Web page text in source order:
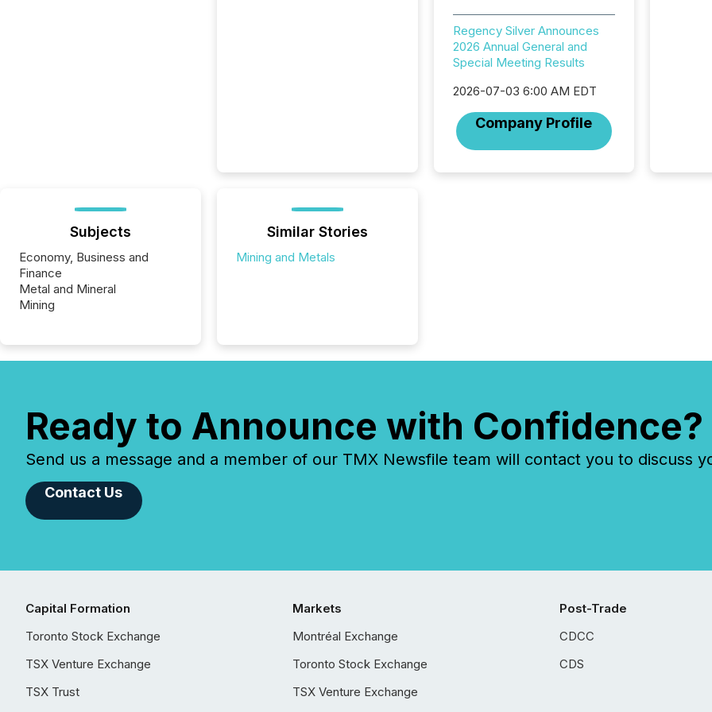
Regency Silver Announces
2026 Annual General and
Special Meeting Results
2026-07-03 6:00 AM EDT
Company Profile
the
Subjects
Economy, Business and
Finance
Metal and Mineral
Mining
Similar Stories
Mining and Metals
Ready to Announce with Confidence?
Send us a message and a member of our TMX Newsfile team will contact you to discuss
Contact Us
Capital Formation
Toronto Stock Exchange
TSX Venture Exchange
TSX Trust
Markets
Montréal Exchange
Toronto Stock Exchange
TSX Venture Exchange
Post-Trade
CDCC
CDS